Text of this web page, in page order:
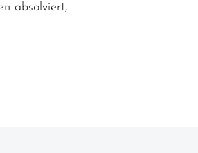
absolviert,